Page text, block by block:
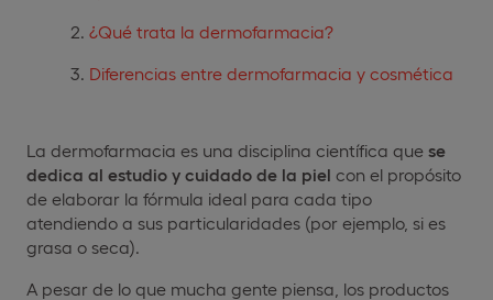
¿Qué trata la dermofarmacia?
Diferencias entre dermofarmacia y cosmética
La dermofarmacia es una disciplina científica que se
dedica al estudio y cuidado de la piel con el propósito
de elaborar la fórmula ideal para cada tipo
atendiendo a sus particularidades (por ejemplo, si es
grasa o seca).
A pesar de lo que mucha gente piensa, los productos